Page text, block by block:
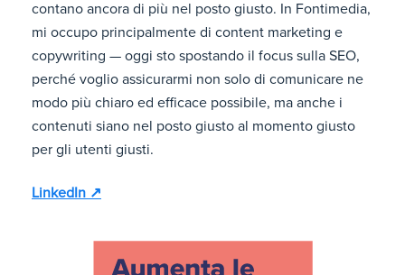
contano ancora di più nel posto giusto. In Fontimedia,
mi occupo principalmente di content marketing e
copywriting — oggi sto spostando il focus sulla SEO,
perché voglio assicurarmi non solo di comunicare ne
modo più chiaro ed efficace possibile, ma anche i
contenuti siano nel posto giusto al momento giusto
per gli utenti giusti.
LinkedIn ↗